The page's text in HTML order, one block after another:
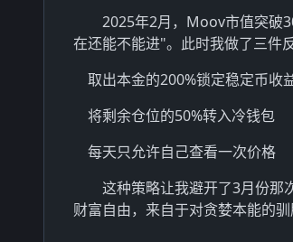
2025年2月，Moov市值突破
在还能不能进"。此时我做了三件
取出本金的200%锁定稳定币收
将剩余仓位的50%转入冷钱包
每天只允许自己查看一次价格
这种策略让我避开了3月份那
财富自由，来自于对贪婪本能的驯